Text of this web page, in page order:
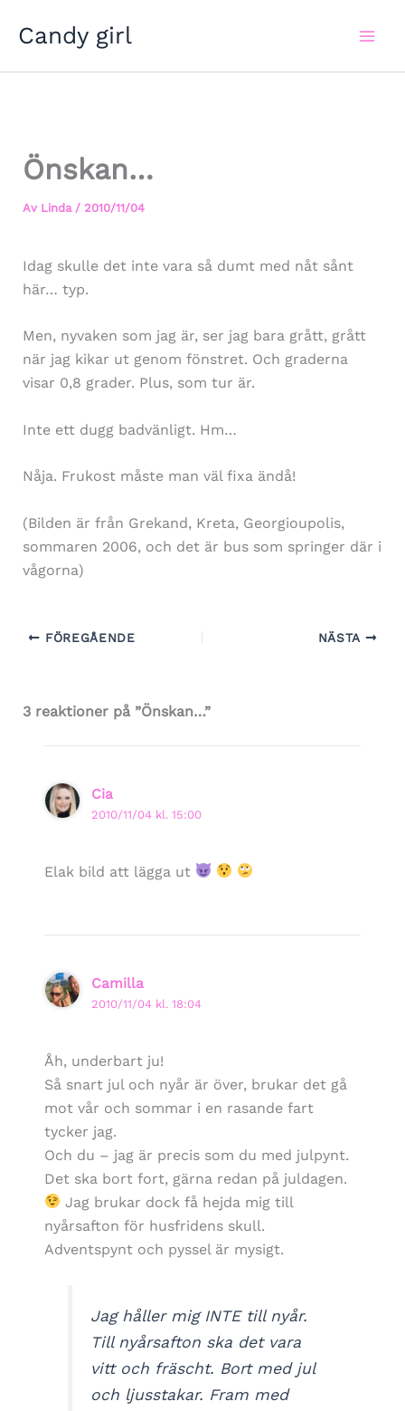
Candy girl
Önskan…
Av Linda / 2010/11/04
Idag skulle det inte vara så dumt med nåt sånt
här… typ.
Men, nyvaken som jag är, ser jag bara grått, grått
när jag kikar ut genom fönstret. Och graderna
visar 0,8 grader. Plus, som tur är.
Inte ett dugg badvänligt. Hm…
Nåja. Frukost måste man väl fixa ändå!
(Bilden är från Grekand, Kreta, Georgioupolis,
sommaren 2006, och det är bus som springer där i
vågorna)
FÖREGÅENDE NÄSTA
3 reaktioner på ”Önskan…”
Cia
2010/11/04 kl. 15:00
Elak bild att lägga ut
Camilla
2010/11/04 kl. 18:04
Åh, underbart ju!
Så snart jul och nyår är över, brukar det gå
mot vår och sommar i en rasande fart
tycker jag.
Och du – jag är precis som du med julpynt.
Det ska bort fort, gärna redan på juldagen.
Jag brukar dock få hejda mig till
nyårsafton för husfridens skull.
Adventspynt och pyssel är mysigt.
Jag håller mig INTE till nyår.
Till nyårsafton ska det vara
vitt och fräscht. Bort med jul
och ljusstakar. Fram med